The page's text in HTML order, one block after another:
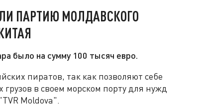
ПАРТИЮ МОЛДАВСКОГО
было на сумму 100 тысяч евро.
пиратов, так как позволяют себе
в своем морском порту для нужд
Moldova".